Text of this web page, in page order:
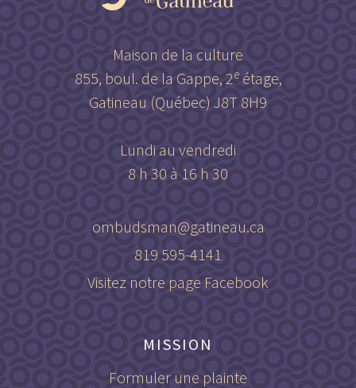
Maison de la culture
855, boul. de la Gappe, 2eétage,
Gatineau (Québec) J8T 8H9
Lundi au vendredi
8 h 30 à 16 h 30
ombudsman@gatineau.ca
819 595-4141
Visitez notre page Facebook
MISSION
Formuler une plainte